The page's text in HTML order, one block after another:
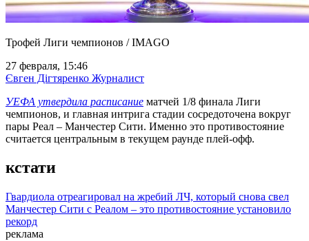
Трофей Лиги чемпионов / IMAGO
27 февраля, 15:46
Євген Дігтяренко Журналист
УЕФА утвердила расписание матчей 1/8 финала Лиги
чемпионов, и главная интрига стадии сосредоточена вокруг
пары Реал – Манчестер Сити. Именно это противостояние
считается центральным в текущем раунде плей-офф.
кстати
Гвардиола отреагировал на жребий ЛЧ, который снова свел
Манчестер Сити с Реалом – это противостояние установило
рекорд
реклама